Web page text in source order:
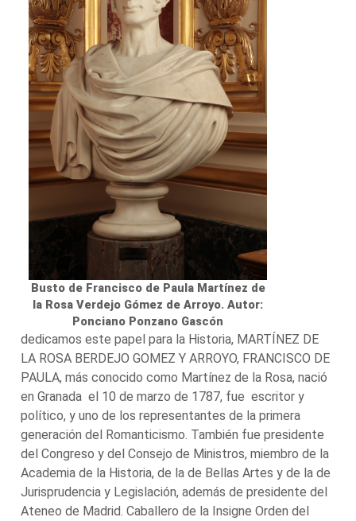
Busto de Francisco de Paula Martínez de
la Rosa Verdejo Gómez de Arroyo. Autor:
Ponciano Ponzano Gascón
dedicamos este papel para la Historia, MARTÍNEZ DE
LA ROSA BERDEJO GOMEZ Y ARROYO, FRANCISCO DE
PAULA, más conocido como Martínez de la Rosa, nació
en Granada el 10 de marzo de 1787, fue escritor y
político, y uno de los representantes de la primera
generación del Romanticismo. También fue presidente
del Congreso y del Consejo de Ministros, miembro de la
Academia de la Historia, de la de Bellas Artes y de la de
Jurisprudencia y Legislación, además de presidente del
Ateneo de Madrid. Caballero de la Insigne Orden del